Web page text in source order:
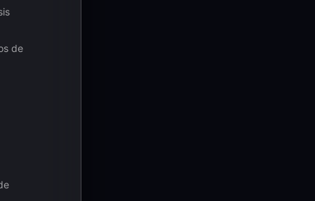
de